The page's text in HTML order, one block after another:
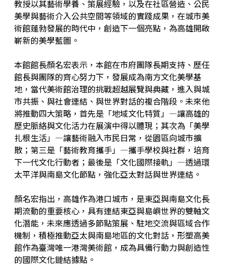
教授以其藝術學養、策展經驗，以及在社區營造、公民
美學與藝術介入公共空間等領域的實踐成果，在城市美
術館蓬勃發展的時代中，創造下一個亮點，為高雄開啟
嶄新的美學藍圖。
本館館長顏名宏表示，本館在市府團隊長期支持、歷任
館長與團隊的齊心努力下，發展成為南方文化美學基
地，當代美術館治理的挑戰超越展覽與典藏，進入與城
市共振、與社會連結、與世界對話的複合階段。未來他
將推動四大策略，首先是「地域文化特質」—讓高雄的
歷史脈絡與文化活力在展演中得以體現；其次為「美學
扎根生活」—讓藝術融入市民日常，從園區向城市擴
散；第三是「藝術教育攜手」—攜手學校與社群，培育
下一代文化行動者；最後是「文化國際接軌」—透過環
太平洋與南島文化節點，強化亞太對話與世界連結。
顏名宏指出，高雄作為港口城市，是東亞與南島文化長
期流動的重要核心，具有連結東亞與島嶼世界的雙軸文
化潛能，未來應透過多節點策展、駐地交流與區域合作
機制，積極推動亞太與南島地區的文化對話，形塑高美
館作為臺灣唯一港灣美術館，成為具備行動力與創造性
的國際文化鏈結據點。